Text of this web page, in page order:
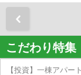
こだわり特集
【投資】一棟アパー